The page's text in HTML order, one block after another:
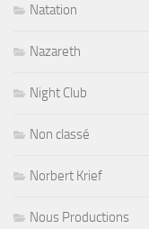
Natation
Nazareth
Night Club
Non classé
Norbert Krief
Nous Productions